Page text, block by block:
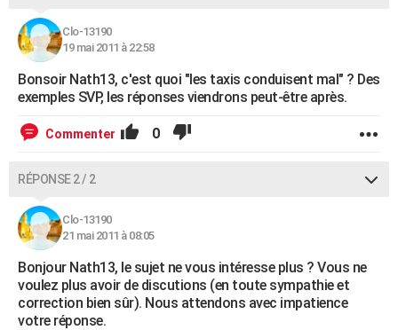
COPAINS D'AVANT
S'inscrire
Se connecter
Lycées
Collèges
Primaires
Universités
Entreprises
Service militaire
Avis de recherche
AVIS DE DÉCÈS
FORUM
Bricolage
Lifestyle
Culture
Sport
Auto
Television
Voyage
Cinema
Clo-13190
19 mai 2011 à 22:58
Bonsoir Nath13, c'est quoi "les taxis conduisent mal" ? Des
exemples SVP, les réponses viendrons peut-être après.
Commenter 0
RÉPONSE 2 / 2
Clo-13190
21 mai 2011 à 08:05
Bonjour Nath13, le sujet ne vous intéresse plus ? Vous ne
voulez plus avoir de discutions (en toute sympathie et
correction bien sûr). Nous attendons avec impatience
votre réponse.